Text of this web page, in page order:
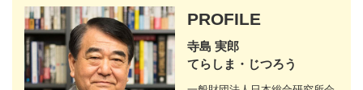
PROFILE
寺島 実郎
てらしま・じつろう